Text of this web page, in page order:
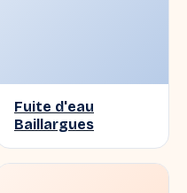
Fuite d'eau
Baillargues